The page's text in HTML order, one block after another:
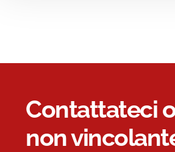
Contattateci
non